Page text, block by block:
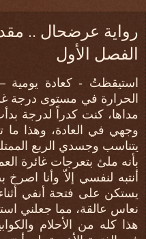
رواية عرضحال ..
الفصل الأول
استيقظتُ - كعادة يومية
الحرارة في مستوى درجة
مداها، كنت كدراً لدرجة
وجهي في العادة، وهذا ما
يتناسب وجسدي الربع
بأنه ملئ بتعرجات غائرة
أنتبه لنفسي إلاّ وأنا
يستكن على فتحة أنفي أثناء
نعاس عالقة، مما جعلني
هذا كله من الأحلام